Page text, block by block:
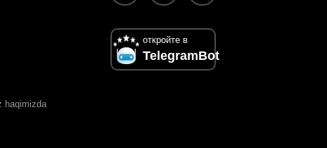
haqimizda
откройте в
TelegramBot